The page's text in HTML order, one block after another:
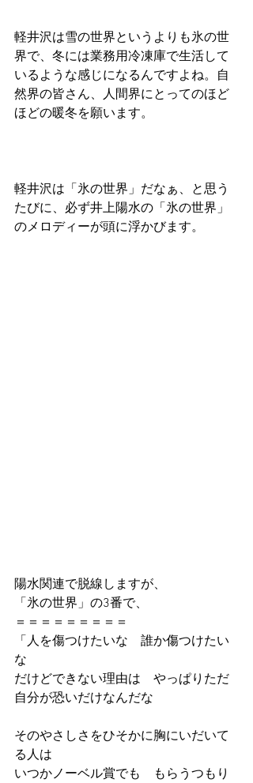
軽井沢は雪の世界というよりも氷の世
界で、冬には業務用冷凍庫で生活して
いるような感じになるんですよね。自
然界の皆さん、人間界にとってのほど
ほどの暖冬を願います。
軽井沢は「氷の世界」だなぁ、と思う
たびに、必ず井上陽水の「氷の世界」
のメロディーが頭に浮かびます。
陽水関連で脱線しますが、
「氷の世界」の3番で、
＝＝＝＝＝＝＝＝＝
「人を傷つけたいな　誰か傷つけたい
な
だけどできない理由は　やっぱりただ
自分が恐いだけなんだな
そのやさしさをひそかに胸にいだいて
る人は
いつかノーベル賞でも　もらうつもり